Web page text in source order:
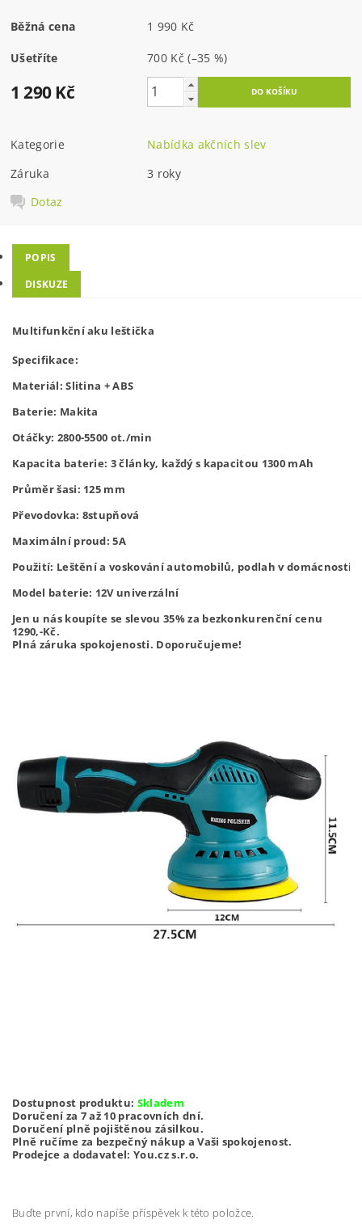
Běžná cena 1 990 Kč
Ušetříte 700 Kč(–35 %)
1 290 Kč
Kategorie
Nabídka akčních slev
Záruka
3 roky
Dotaz
POPIS
DISKUZE
Multifunkční aku leštička
Specifikace:
Materiál: Slitina + ABS
Baterie: Makita
Otáčky: 2800-5500 ot./min
Kapacita baterie: 3 články, každý s kapacitou 1300 mAh
Průměr šasi: 125 mm
Převodovka: 8stupňová
Maximální proud: 5A
Použití: Leštění a voskování automobilů, podlah v domácnosti
Model baterie: 12V univerzální
Jen u nás koupíte se slevou 35% za bezkonkurenční cenu
1290,-Kč.
Plná záruka spokojenosti. Doporučujeme!
Dostupnost produktu: Skladem
Doručení za 7 až 10 pracovních dní.
Doručení plně pojištěnou zásilkou.
Plně ručíme za bezpečný nákup a Vaši spokojenost.
Prodejce a dodavatel: You.cz s.r.o.
Buďte první, kdo napíše příspěvek k této položce.